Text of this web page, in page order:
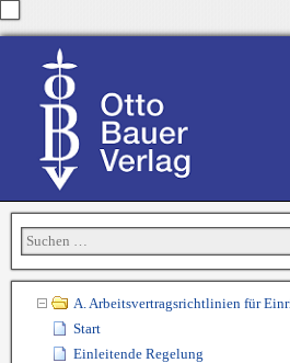
A. Arbeitsvertragsrichtlinien für
Start
Einleitende Regelung